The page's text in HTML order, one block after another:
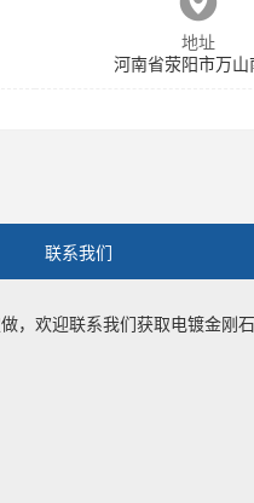
地址
河南省荥阳市万山
联系我们
，欢迎联系我们获取电镀金刚石